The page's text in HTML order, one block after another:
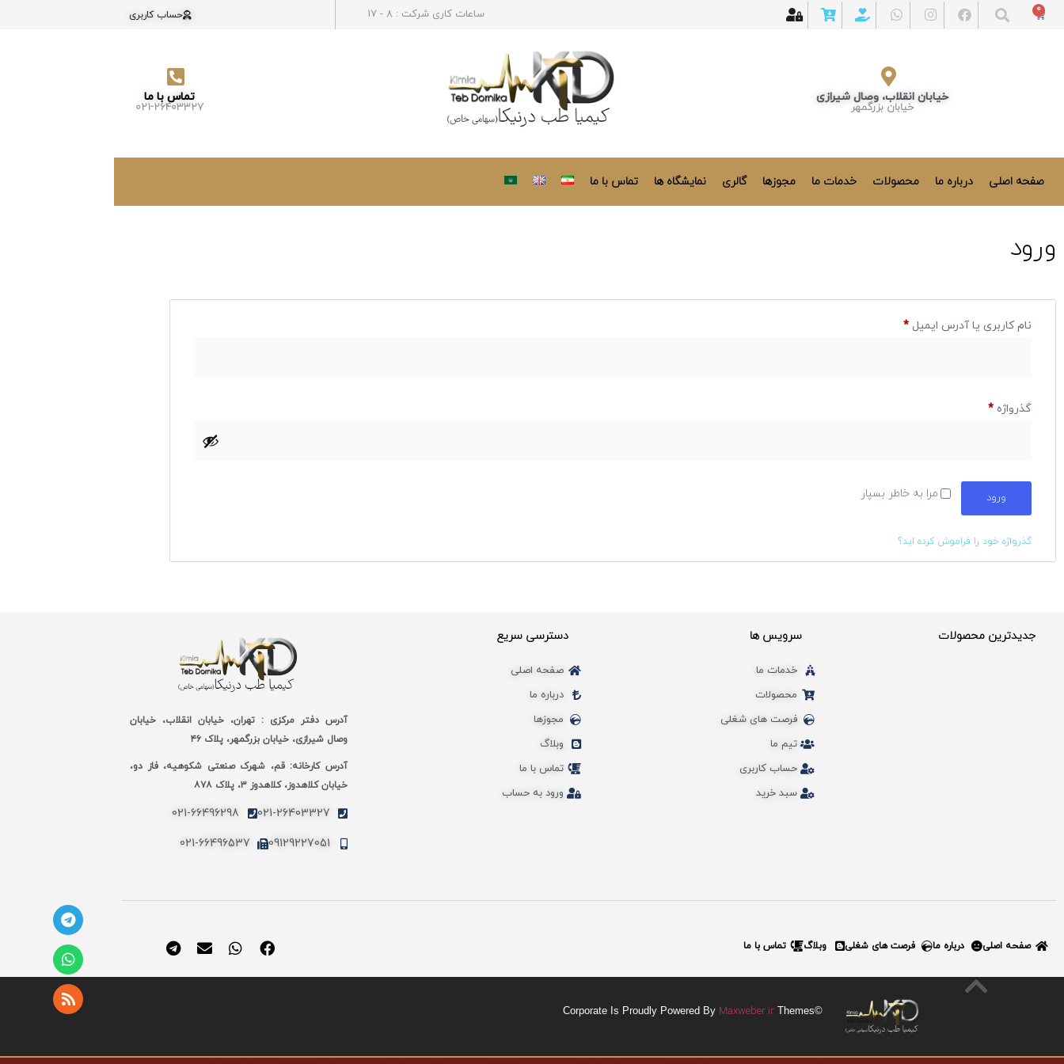
0 ساعات کاری شرکت : 8 - 17 حساب کاربری
خیابان انقلاب، وصال شیرازی
خیابان بزرگمهر
تماس با ما
021-26403327
صفحه اصلی درباره ما محصولات خدمات ما مجوزها گالری نمایشگاه ها تماس با ما
ورود
نام کاربری یا آدرس ایمیل *
گذرواژه *
مرا به خاطر بسپار ورود
گذرواژه خود را فراموش کرده اید؟
جدیدترین محصولات سرویس ها
خدمات ما
محصولات
فرصت های شغلی
تیم ما
حساب کاربری
سبد خرید
دسترسی سریع
صفحه اصلی
درباره ما
مجوزها
وبلاگ
تماس با ما
ورود به حساب
آدرس دفتر مرکزی : تهران، خیابان انقلاب، خیابان
وصال شیرازی، خیابان بزرگمهر، پلاک ۴۶
آدرس کارخانه: قم، شهرک صنعتی شکوهیه، فاز دو،
خیابان کلاهدوز، کلاهدوز ۳، پلاک ۸۷۸
021-26403327
021-66496298
09129227051
021-66496537
صفحه اصلی درباره ما فرصت های شغلی وبلاگ تماس با ما
©Corporate Is Proudly Powered By
Maxweber.ir Themes